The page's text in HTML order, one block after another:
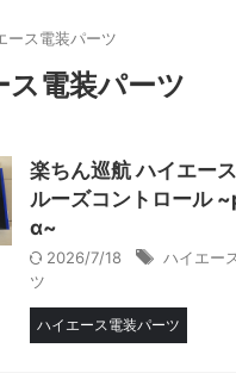
ース電装パーツ
ス電装パーツ
楽ちん巡航 ハイエー
ルーズコントロール
α~
2026/7/18 ハイエー
ツ
ハイエース電装パーツ